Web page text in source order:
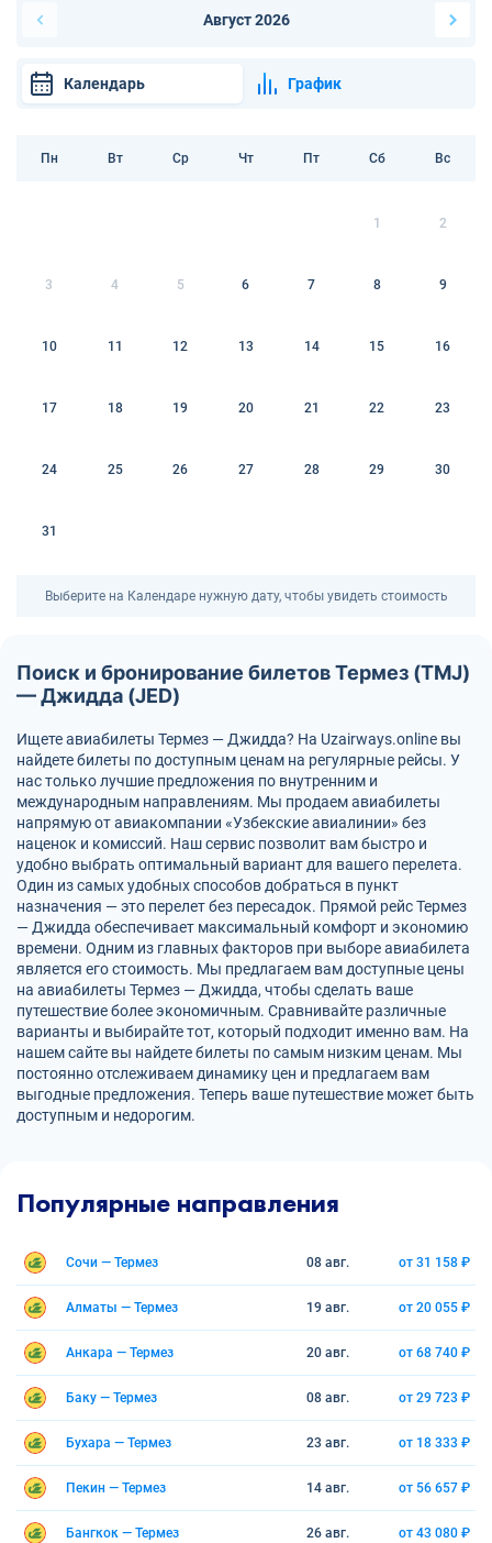
Август 2026
Календарь График
Пн Вт Ср Чт Пт Сб Вс
1 2
3 4 5 6 7 8 9
10 11 12 13 14 15 16
17 18 19 20 21 22 23
24 25 26 27 28 29 30
31
Выберите на Календаре нужную дату, чтобы увидеть стоимость
Поиск и бронирование билетов Термез (TMJ)
— Джидда (JED)
Ищете авиабилеты Термез — Джидда? На Uzairways.online вы
найдете билеты по доступным ценам на регулярные рейсы. У
нас только лучшие предложения по внутренним и
международным направлениям. Мы продаем авиабилеты
напрямую от авиакомпании «Узбекские авиалинии» без
наценок и комиссий. Наш сервис позволит вам быстро и
удобно выбрать оптимальный вариант для вашего перелета.
Один из самых удобных способов добраться в пункт
назначения — это перелет без пересадок. Прямой рейс Термез
— Джидда обеспечивает максимальный комфорт и экономию
времени. Одним из главных факторов при выборе авиабилета
является его стоимость. Мы предлагаем вам доступные цены
на авиабилеты Термез — Джидда, чтобы сделать ваше
путешествие более экономичным. Сравнивайте различные
варианты и выбирайте тот, который подходит именно вам. На
нашем сайте вы найдете билеты по самым низким ценам. Мы
постоянно отслеживаем динамику цен и предлагаем вам
выгодные предложения. Теперь ваше путешествие может быть
доступным и недорогим.
Популярные направления
Сочи — Термез 08 авг. от 31 158 ₽
Алматы — Термез 19 авг. от 20 055 ₽
Анкара — Термез 20 авг. от 68 740 ₽
Баку — Термез 08 авг. от 29 723 ₽
Бухара — Термез 23 авг. от 18 333 ₽
Пекин — Термез 14 авг. от 56 657 ₽
Бангкок — Термез 26 авг. от 43 080 ₽